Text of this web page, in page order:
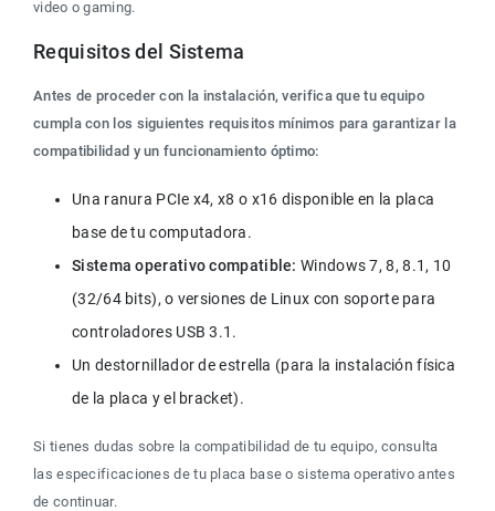
video o gaming.
Requisitos del Sistema
Antes de proceder con la instalación, verifica que tu equipo
cumpla con los siguientes requisitos mínimos para garantizar la
compatibilidad y un funcionamiento óptimo:
Una ranura PCIe x4, x8 o x16 disponible en la placa
base de tu computadora.
Sistema operativo compatible: Windows 7, 8, 8.1, 10
(32/64 bits), o versiones de Linux con soporte para
controladores USB 3.1.
Un destornillador de estrella (para la instalación física
de la placa y el bracket).
Si tienes dudas sobre la compatibilidad de tu equipo, consulta
las especificaciones de tu placa base o sistema operativo antes
de continuar.